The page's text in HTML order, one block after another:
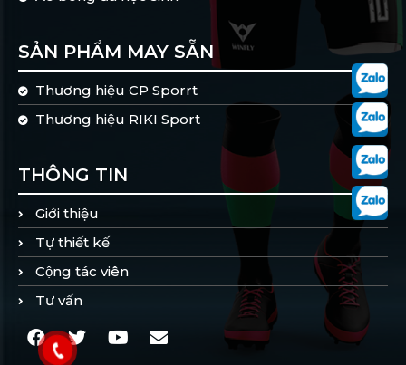
SẢN PHẨM MAY SẴN
Thương hiệu CP Sporrt
Thương hiệu RIKI Sport
THÔNG TIN
Giới thiệu
Tự thiết kế
Cộng tác viên
Tư vấn